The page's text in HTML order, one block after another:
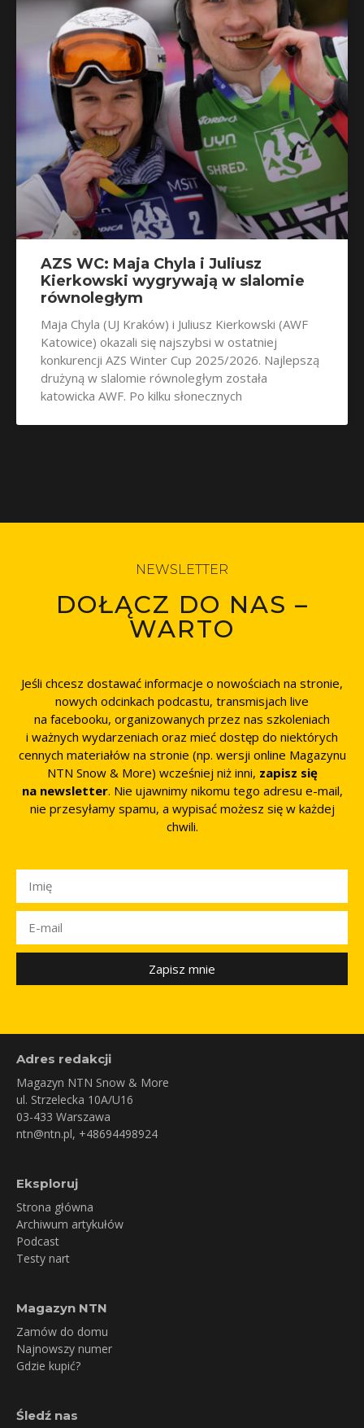
AZS WC: Maja Chyla i Juliusz
Kierkowski wygrywają w slalomie
równoległym
Maja Chyla (UJ Kraków) i Juliusz Kierkowski (AWF
Katowice) okazali się najszybsi w ostatniej
konkurencji AZS Winter Cup 2025/2026. Najlepszą
drużyną w slalomie równoległym została
katowicka AWF. Po kilku słonecznych
NEWSLETTER
DOŁĄCZ DO NAS –
WARTO
Jeśli chcesz dostawać informacje o nowościach na stronie,
nowych odcinkach podcastu, transmisjach live
na facebooku, organizowanych przez nas szkoleniach
i ważnych wydarzeniach oraz mieć dostęp do niektórych
cennych materiałów na stronie (np. wersji online Magazynu
NTN Snow & More) wcześniej niż inni, zapisz się
na newsletter. Nie ujawnimy nikomu tego adresu e-mail,
nie przesyłamy spamu, a wypisać możesz się w każdej
chwili.
Zapisz mnie
Adres redakcji
Magazyn NTN Snow & More
ul. Strzelecka 10A/U16
03-433 Warszawa
ntn@ntn.pl, +48694498924
Eksploruj
Strona główna
Archiwum artykułów
Podcast
Testy nart
Magazyn NTN
Zamów do domu
Najnowszy numer
Gdzie kupić?
Śledź nas